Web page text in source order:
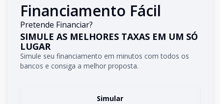
Financiamento Fácil
Pretende Financiar?
SIMULE AS MELHORES TAXAS EM UM SÓ
LUGAR
Simule seu financiamento em minutos com todos os
bancos e consiga a melhor proposta.
Simular